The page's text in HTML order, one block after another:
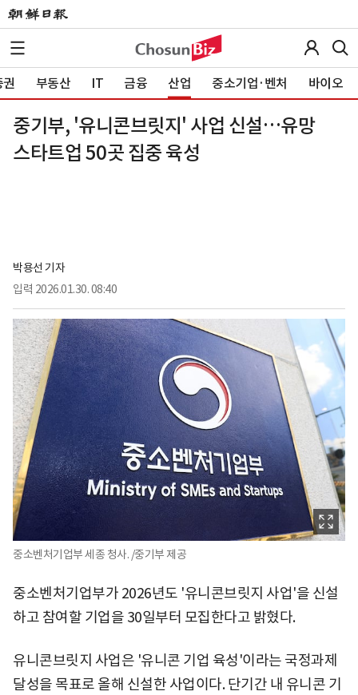
부동산 IT 금융 산업 중소기업·벤처 바이오
중기부, '유니콘브릿지' 사업 신설…유망
스타트업 50곳 집중 육성
박용선 기자
입력 2026.01.30. 08:40
중소벤처기업부 세종 청사. /중기부 제공
중소벤처기업부가 2026년도 '유니콘브릿지 사업'을 신설
하고 참여할 기업을 30일부터 모집한다고 밝혔다.
유니콘브릿지 사업은 '유니콘 기업 육성'이라는 국정과제
달성을 목표로 올해 신설한 사업이다. 단기간 내 유니콘 기